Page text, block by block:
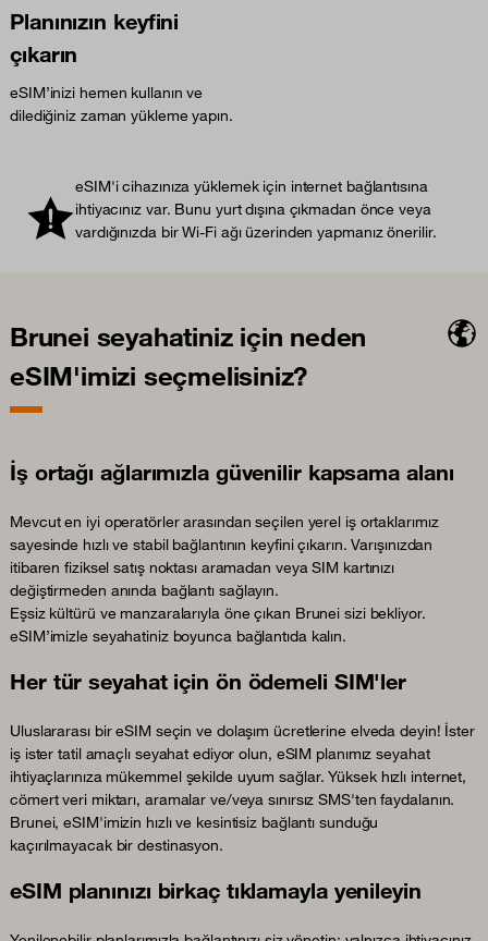
Planınızın keyfini
çıkarın
eSIM’inizi hemen kullanın ve
dilediğiniz zaman yükleme yapın.
eSIM'i cihazınıza yüklemek için internet bağlantısına
ihtiyacınız var. Bunu yurt dışına çıkmadan önce veya
vardığınızda bir Wi-Fi ağı üzerinden yapmanız önerilir.
Brunei seyahatiniz için neden
eSIM'imizi seçmelisiniz?
İş ortağı ağlarımızla güvenilir kapsama alanı
Mevcut en iyi operatörler arasından seçilen yerel iş ortaklarımız
sayesinde hızlı ve stabil bağlantının keyfini çıkarın. Varışınızdan
itibaren fiziksel satış noktası aramadan veya SIM kartınızı
değiştirmeden anında bağlantı sağlayın.
Eşsiz kültürü ve manzaralarıyla öne çıkan Brunei sizi bekliyor.
eSIM’imizle seyahatiniz boyunca bağlantıda kalın.
Her tür seyahat için ön ödemeli SIM'ler
Uluslararası bir eSIM seçin ve dolaşım ücretlerine elveda deyin! İster
iş ister tatil amaçlı seyahat ediyor olun, eSIM planımız seyahat
ihtiyaçlarınıza mükemmel şekilde uyum sağlar. Yüksek hızlı internet,
cömert veri miktarı, aramalar ve/veya sınırsız SMS'ten faydalanın.
Brunei, eSIM'imizin hızlı ve kesintisiz bağlantı sunduğu
kaçırılmayacak bir destinasyon.
eSIM planınızı birkaç tıklamayla yenileyin